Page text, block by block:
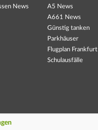
News
A5 News
A661 News
Günstig tanken
Parkhäuser
Flugplan Frankfurt
Schulausfälle